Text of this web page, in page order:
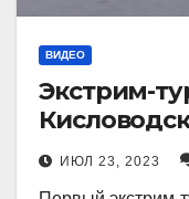
ВИДЕО
Экстрим-
ИЮЛ 23, 2023